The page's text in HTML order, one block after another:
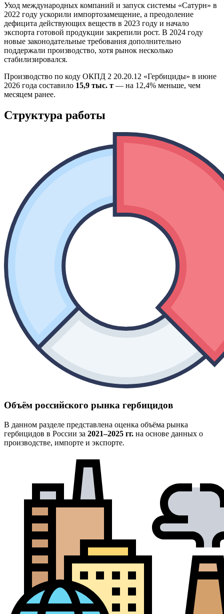
Уход международных компаний и запуск системы «Сатурн» в
2022 году ускорили импортозамещение, а преодоление
дефицита действующих веществ в 2023 году и начало
экспорта готовой продукции закрепили рост. В 2024 году
новые законодательные требования дополнительно
поддержали производство, хотя рынок несколько
стабилизировался.
Производство по коду ОКПД 2 20.20.12 «Гербициды» в июне
2026 года составило 15,9 тыс. т — на 12,4% меньше, чем
месяцем ранее.
Структура работы
Объём российского рынка гербицидов
В данном разделе представлена оценка объёма рынка
гербицидов в России за 2021–2025 гг. на основе данных о
производстве, импорте и экспорте.